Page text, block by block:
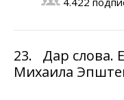
23.
Дар слова.
Михаила